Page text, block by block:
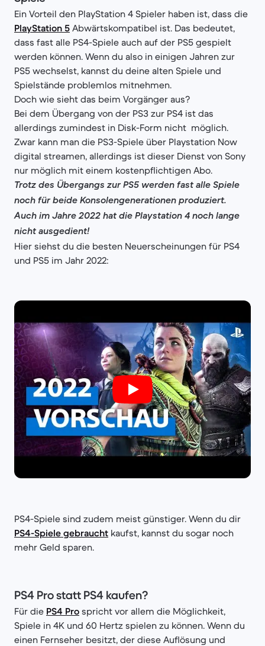
Ein Vorteil den PlayStation 4 Spieler haben ist, dass die
PlayStation 5 Abwärtskompatibel ist. Das bedeutet,
dass fast alle PS4-Spiele auch auf der PS5 gespielt
werden können. Wenn du also in einigen Jahren zur
PS5 wechselst, kannst du deine alten Spiele und
Spielstände problemlos mitnehmen.
Doch wie sieht das beim Vorgänger aus?
Bei dem Übergang von der PS3 zur PS4 ist das
allerdings zumindest in Disk-Form nicht möglich.
Zwar kann man die PS3-Spiele über Playstation Now
digital streamen, allerdings ist dieser Dienst von Sony
nur möglich mit einem kostenpflichtigen Abo.
Trotz des Übergangs zur PS5 werden fast alle Spiele
noch für beide Konsolengenerationen produziert.
Auch im Jahre 2022 hat die Playstation 4 noch lange
nicht ausgedient!
Hier siehst du die besten Neuerscheinungen für PS4
und PS5 im Jahr 2022:
PS4-Spiele sind zudem meist günstiger. Wenn du dir
PS4-Spiele gebraucht kaufst, kannst du sogar noch
mehr Geld sparen.
PS4 Pro statt PS4 kaufen?
Für die PS4 Pro spricht vor allem die Möglichkeit,
Spiele in 4K und 60 Hertz spielen zu können. Wenn du
einen Fernseher besitzt, der diese Auflösung und